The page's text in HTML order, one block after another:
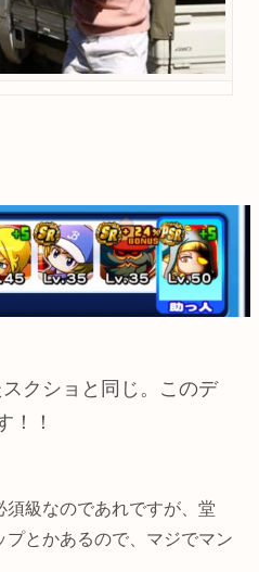
クショと同じ。このデ
！！
級なのであれですが、堂
とかあるので、マジでマン